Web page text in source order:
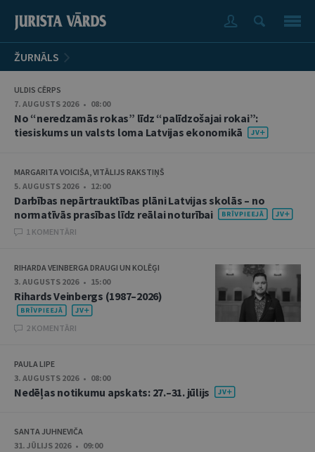
ŽURNĀLS
ULDIS CĒRPS
7. AUGUSTS 2026 • 08:00
No “neredzamās rokas” līdz “palīdzošajai rokai”:
tiesiskums un valsts loma Latvijas ekonomikā
MARGARITA VOICIŠA, VITĀLIJS RAKSTIŅŠ
5. AUGUSTS 2026 • 12:00
Darbības nepārtrauktības plāni Latvijas skolās – no
normatīvās prasības līdz reālai noturībai
1 KOMENTĀRI
RIHARDA VEINBERGA DRAUGI UN KOLĒĢI
3. AUGUSTS 2026 • 15:00
Rihards Veinbergs (1987–2026)
2 KOMENTĀRI
PAULA LIPE
3. AUGUSTS 2026 • 08:00
Nedēļas notikumu apskats: 27.–31. jūlijs
SANTA JUHNEVIČA
31. JŪLIJS 2026 • 09:00